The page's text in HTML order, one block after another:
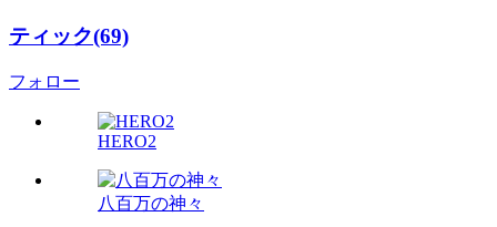
ティック(69)
フォロー
HERO2
八百万の神々